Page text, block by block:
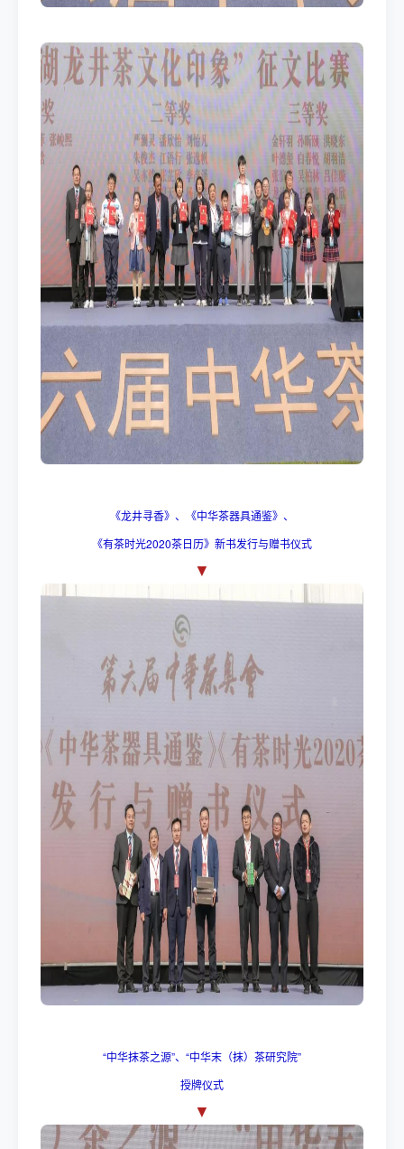
《龙井寻香》、《中华茶器具通鉴》、
《有茶时光2020茶日历》新书发行与赠书仪式
▼
“中华抹茶之源”、“中华末（抹）茶研究院”
授牌仪式
▼